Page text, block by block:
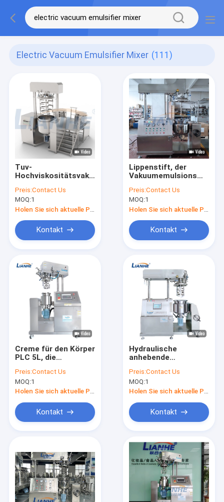
Electric Vacuum Emulsifier Mixer (111)
Tuv-
Hochviskositätsvakuumemulsionsmittel-
Electric Heating
Preis:Contact Us
MOQ:1
Kontakt
Lippenstift, der
Vakuumemulsionsmittel-
langlebiges Gut 50L
macht
Preis:Contact Us
MOQ:1
Kontakt
Creme für den Körper
PLC 5L, die
Heizungs-
Vakuumemulgierungsmischer
herstellt
Preis:Contact Us
MOQ:1
Kontakt
Hydraulische
anhebende
Mischer-Maschine
automatisches 50L
Preis:Contact Us
MOQ:1
Kontakt